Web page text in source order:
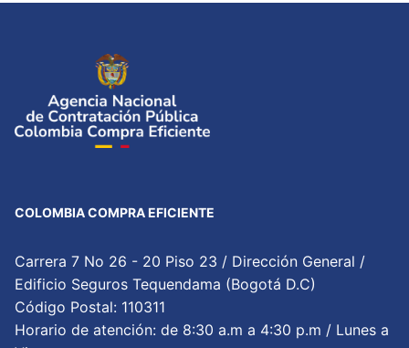
COLOMBIA COMPRA EFICIENTE
Carrera 7 No 26 - 20 Piso 23 / Dirección General /
Edificio Seguros Tequendama (Bogotá D.C)
Código Postal: 110311
Horario de atención: de 8:30 a.m a 4:30 p.m / Lunes a